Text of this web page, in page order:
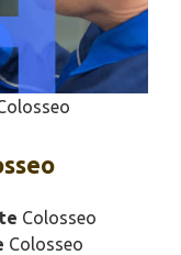
Colosseo
Colosseo